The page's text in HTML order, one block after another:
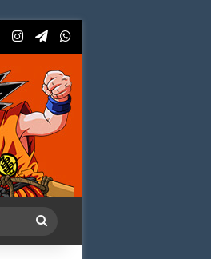
You TubeInstagram
Telegram